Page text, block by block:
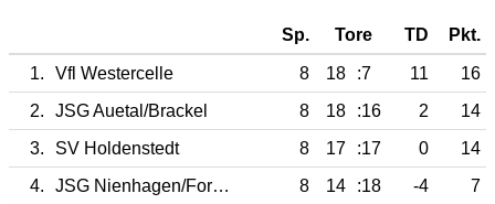
Sp. Tore TD Pkt.
1. Vfl Westercelle 8 18 :7 11
16
2.
JSG Auetal/Brackel 8 18 :16 2
14
3.
SV Holdenstedt 8 17 :17 0
14
4.
JSG Nienhagen/Fortuna Celle 8 14 :18 -4
7